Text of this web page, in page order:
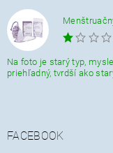
Na foto je starý typ,
priehľadný, tvrdší ako
FACEBOOK